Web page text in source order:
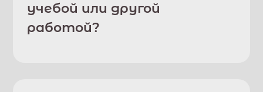
учебой или другой
работой?